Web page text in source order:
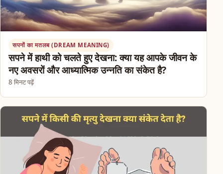
सपनों का मतलब (DREAM MEANING)
सपने में हाथी को चलते हुए देखना: क्या यह आपके जीवन के
नए अवसरों और आध्यात्मिक उन्नति का संकेत है?
8 मिनट पढ़ें